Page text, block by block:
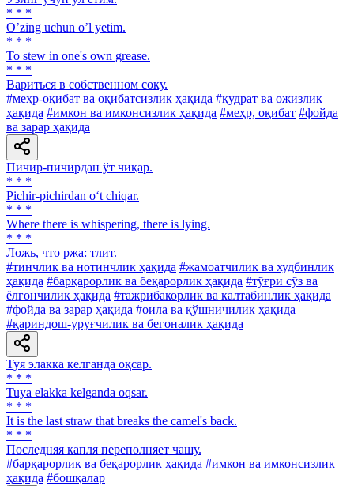
* * *
Oʼzing uchun oʼl yetim.
* * *
To stew in one's own grease.
* * *
Вариться в собственном соку.
#меҳр-оқибат ва оқибатсизлик ҳақида #қудрат ва ожизлик
ҳақида #имкон ва имконсизлик ҳақида #меҳр, оқибат #фойда
ва зарар ҳақида
Пичир-пичирдан ўт чиқар.
* * *
Pichir-pichirdan o‘t chiqar.
* * *
Where there is whispering, there is lying.
* * *
Ложь, что ржа: тлит.
#тинчлик ва нотинчлик ҳақида #жамоатчилик ва худбинлик
ҳақида #барқарорлик ва беқарорлик ҳақида #тўғри сўз ва
ёлғончилик ҳақида #тажрибакорлик ва калтабинлик ҳақида
#фойда ва зарар ҳақида #оила ва қўшничилик ҳақида
#қариндош-уруғчилик ва бегоналик ҳақида
Туя элакка келганда оқсар.
* * *
Tuya elakka kelganda oqsar.
* * *
It is the last straw that breaks the camel's back.
* * *
Последняя капля переполняет чашу.
#барқарорлик ва беқарорлик ҳақида #имкон ва имконсизлик
ҳақида #бошқалар